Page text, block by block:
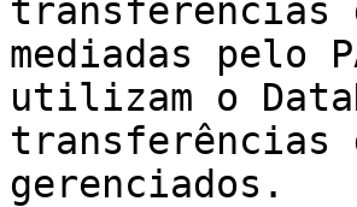
transferências
mediadas pelo
utilizam o
transferências
gerenciados.